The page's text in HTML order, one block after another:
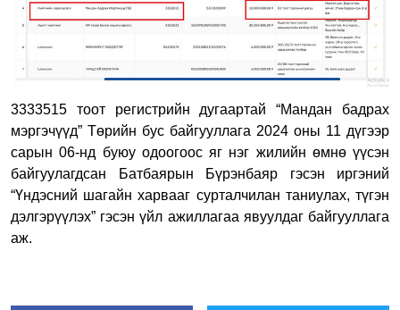
3333515 тоот регистрийн дугаартай “Мандан бадрах
мэргэчүүд” Төрийн бус байгууллага 2024 оны 11 дүгээр
сарын 06-нд буюу одоогоос яг нэг жилийн өмнө үүсэн
байгуулагдсан Батбаярын Бүрэнбаяр гэсэн иргэний
“Үндэсний шагайн харвааг сурталчилан таниулах, түгэн
дэлгэрүүлэх” гэсэн үйл ажиллагаа явуулдаг байгууллага
аж.